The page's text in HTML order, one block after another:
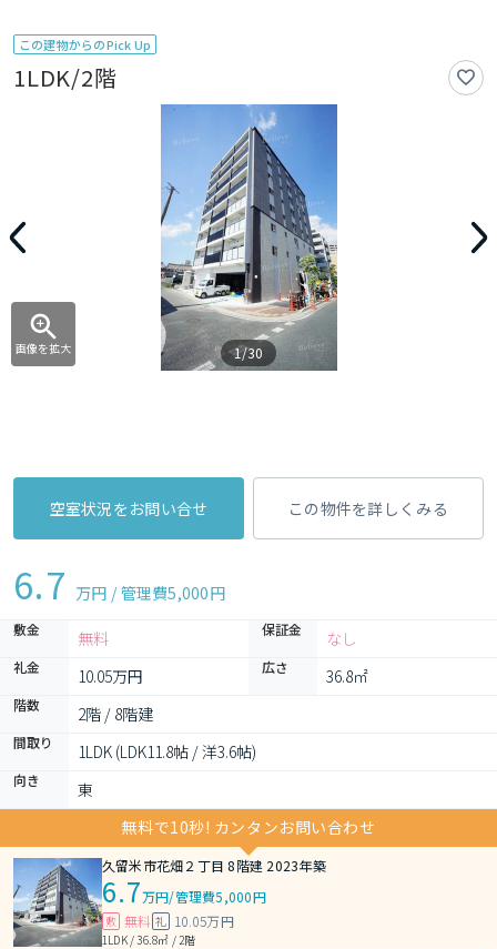
この建物からのPick Up
1LDK/2階
画像を拡大 1/30
空室状況をお問い合せ この物件を詳しくみる
6.7 万円 / 管理費5,000円
敷金 無料 保証金 なし
礼金 10.05万円 広さ 36.8㎡
階数 2階 / 8階建
間取り 1LDK (LDK11.8帖 / 洋3.6帖)
向き
東
無料で10秒! カンタンお問い合わせ
久留米市花畑２丁目 8階建 2023年築
6.7万円/管理費5,000円
敷 無料 礼 10.05万円
1LDK / 36.8㎡ / 2階